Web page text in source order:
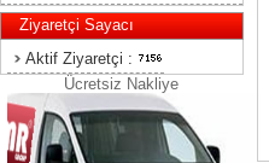
Ziyaretçi Sayacı
Aktif Ziyaretçi :
Ücretsiz Nakliye